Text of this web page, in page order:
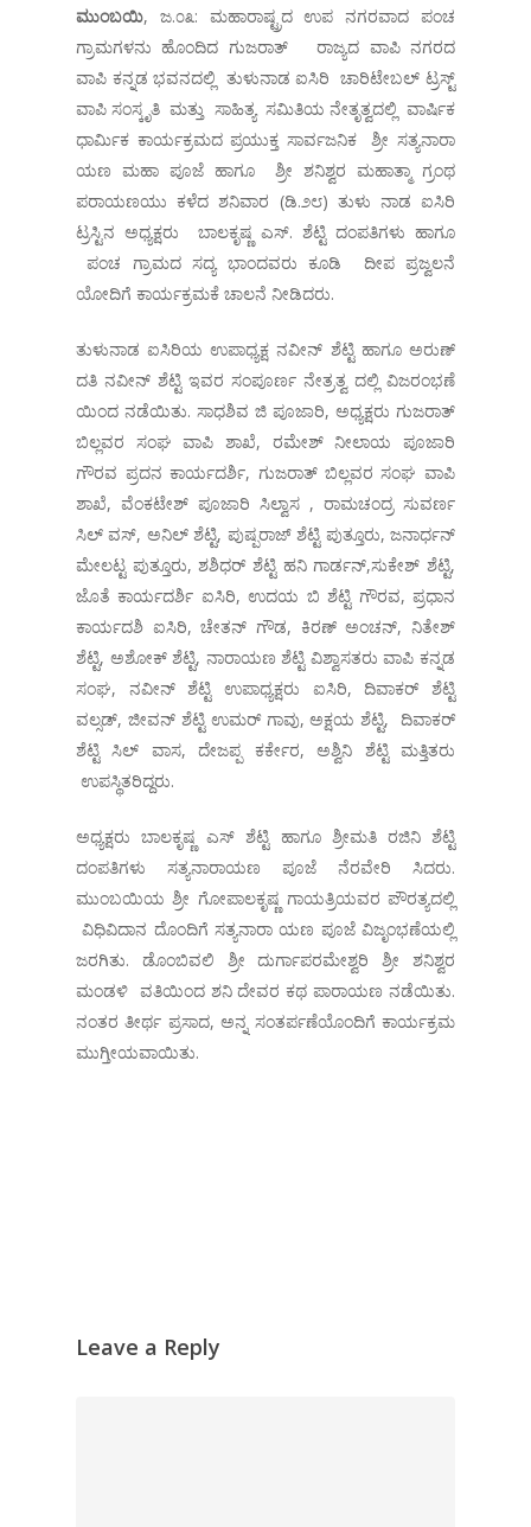
ಮುಂಬಯಿ, ಜ.೦೩: ಮಹಾರಾಷ್ಟ್ರದ ಉಪ ನಗರವಾದ ಪಂಚ
ಗ್ರಾಮಗಳನು ಹೊಂದಿದ ಗುಜರಾತ್ ರಾಜ್ಯದ ವಾಪಿ ನಗರದ
ವಾಪಿ ಕನ್ನಡ ಭವನದಲ್ಲಿ ತುಳುನಾಡ ಐಸಿರಿ ಚಾರಿಟೇಬಲ್ ಟ್ರಸ್ಟ್
ವಾಪಿ ಸಂಸ್ಕೃತಿ ಮತ್ತು ಸಾಹಿತ್ಯ ಸಮಿತಿಯ ನೇತೃತ್ವದಲ್ಲಿ ವಾರ್ಷಿಕ
ಧಾರ್ಮಿಕ ಕಾರ್ಯಕ್ರಮದ ಪ್ರಯುಕ್ತ ಸಾರ್ವಜನಿಕ ಶ್ರೀ ಸತ್ಯನಾರಾ
ಯಣ ಮಹಾ ಪೂಜೆ ಹಾಗೂ ಶ್ರೀ ಶನಿಶ್ವರ ಮಹಾತ್ಮಾ ಗ್ರಂಥ
ಪರಾಯಣಯು ಕಳೆದ ಶನಿವಾರ (ಡಿ.೨೮) ತುಳು ನಾಡ ಐಸಿರಿ
ಟ್ರಸ್ಟಿನ ಅಧ್ಯಕ್ಷರು ಬಾಲಕೃಷ್ಣ ಎಸ್. ಶೆಟ್ಟಿ ದಂಪತಿಗಳು ಹಾಗೂ
ಪಂಚ ಗ್ರಾಮದ ಸದ್ಯ ಭಾಂದವರು ಕೂಡಿ ದೀಪ ಪ್ರಜ್ವಲನೆ
ಯೋದಿಗೆ ಕಾರ್ಯಕ್ರಮಕೆ ಚಾಲನೆ ನೀಡಿದರು.
ತುಳುನಾಡ ಐಸಿರಿಯ ಉಪಾಧ್ಯಕ್ಷ ನವೀನ್ ಶೆಟ್ಟಿ ಹಾಗೂ ಅರುಣ್
ದತಿ ನವೀನ್ ಶೆಟ್ಟಿ ಇವರ ಸಂಪೂರ್ಣ ನೇತ್ರತ್ವ ದಲ್ಲಿ ವಿಜರಂಭಣೆ
ಯಿಂದ ನಡೆಯಿತು. ಸಾಧಶಿವ ಜಿ ಪೂಜಾರಿ, ಅಧ್ಯಕ್ಷರು ಗುಜರಾತ್
ಬಿಲ್ಲವರ ಸಂಘ ವಾಪಿ ಶಾಖೆ, ರಮೇಶ್ ನೀಲಾಯ ಪೂಜಾರಿ
ಗೌರವ ಪ್ರದನ ಕಾರ್ಯದರ್ಶಿ, ಗುಜರಾತ್ ಬಿಲ್ಲವರ ಸಂಘ ವಾಪಿ
ಶಾಖೆ, ವೆಂಕಟೇಶ್ ಪೂಜಾರಿ ಸಿಲ್ವಾಸ , ರಾಮಚಂದ್ರ ಸುವರ್ಣ
ಸಿಲ್ ವಸ್, ಅನಿಲ್ ಶೆಟ್ಟಿ, ಪುಷ್ಪರಾಜ್ ಶೆಟ್ಟಿ ಪುತ್ತೂರು, ಜನಾರ್ಧನ್
ಮೇಲಟ್ಟ ಪುತ್ತೂರು, ಶಶಿಧರ್ ಶೆಟ್ಟಿ ಹನಿ ಗಾರ್ಡನ್,ಸುಕೇಶ್ ಶೆಟ್ಟಿ,
ಜೊತೆ ಕಾರ್ಯದರ್ಶಿ ಐಸಿರಿ, ಉದಯ ಬಿ ಶೆಟ್ಟಿ ಗೌರವ, ಪ್ರಧಾನ
ಕಾರ್ಯದಶಿ ಐಸಿರಿ, ಚೇತನ್ ಗೌಡ, ಕಿರಣ್ ಅಂಚನ್, ನಿತೇಶ್
ಶೆಟ್ಟಿ, ಅಶೋಕ್ ಶೆಟ್ಟಿ, ನಾರಾಯಣ ಶೆಟ್ಟಿ ವಿಶ್ವಾಸತರು ವಾಪಿ ಕನ್ನಡ
ಸಂಘ, ನವೀನ್ ಶೆಟ್ಟಿ ಉಪಾಧ್ಯಕ್ಷರು ಐಸಿರಿ, ದಿವಾಕರ್ ಶೆಟ್ಟಿ
ವಲ್ಸಡ್, ಜೀವನ್ ಶೆಟ್ಟಿ ಉಮರ್ ಗಾವು, ಅಕ್ಷಯ ಶೆಟ್ಟಿ, ದಿವಾಕರ್
ಶೆಟ್ಟಿ ಸಿಲ್ ವಾಸ, ದೇಜಪ್ಪ ಕರ್ಕೇರ, ಅಶ್ವಿನಿ ಶೆಟ್ಟಿ ಮತ್ತಿತರು
ಉಪಸ್ಥಿತರಿದ್ದರು.
ಅಧ್ಯಕ್ಷರು ಬಾಲಕೃಷ್ಣ ಎಸ್ ಶೆಟ್ಟಿ ಹಾಗೂ ಶ್ರೀಮತಿ ರಜಿನಿ ಶೆಟ್ಟಿ
ದಂಪತಿಗಳು ಸತ್ಯನಾರಾಯಣ ಪೂಜೆ ನೆರವೇರಿ ಸಿದರು.
ಮುಂಬಯಿಯ ಶ್ರೀ ಗೋಪಾಲಕೃಷ್ಣ ಗಾಯತ್ರಿಯವರ ಪೌರತ್ಯದಲ್ಲಿ
ವಿಧಿವಿದಾನ ದೊಂದಿಗೆ ಸತ್ಯನಾರಾ ಯಣ ಪೂಜೆ ವಿಜೃಂಭಣೆಯಲ್ಲಿ
ಜರಗಿತು. ಡೊಂಬಿವಲಿ ಶ್ರೀ ದುರ್ಗಾಪರಮೇಶ್ವರಿ ಶ್ರೀ ಶನಿಶ್ವರ
ಮಂಡಳಿ ವತಿಯಿಂದ ಶನಿ ದೇವರ ಕಥ ಪಾರಾಯಣ ನಡೆಯಿತು.
ನಂತರ ತೀರ್ಥ ಪ್ರಸಾದ, ಅನ್ನ ಸಂತರ್ಪಣೆಯೊಂದಿಗೆ ಕಾರ್ಯಕ್ರಮ
ಮುಗ್ತೀಯವಾಯಿತು.
Leave a Reply